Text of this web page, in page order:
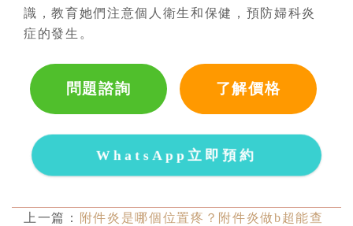
識，教育她們注意個人衛生和保健，預防婦科炎
症的發生。
問題諮詢 了解價格
WhatsApp立即預約
上一篇：
附件炎是哪個位置疼？附件炎做b超能查